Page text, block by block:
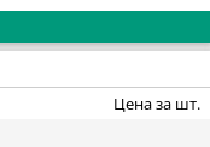
Цена за шт.